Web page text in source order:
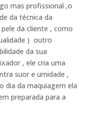
mas profissional ,o
da técnica da
da cliente , como
) outro
da sua
, ele cria uma
suor e umidade ,
dia da maquiagem ela
preparada para a